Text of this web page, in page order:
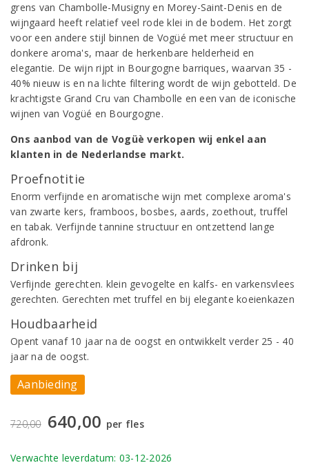
grens van Chambolle-Musigny en Morey-Saint-Denis en de
wijngaard heeft relatief veel rode klei in de bodem. Het zorgt
voor een andere stijl binnen de Vogüé met meer structuur en
donkere aroma's, maar de herkenbare helderheid en
elegantie. De wijn rijpt in Bourgogne barriques, waarvan 35 -
40% nieuw is en na lichte filtering wordt de wijn gebotteld. De
krachtigste Grand Cru van Chambolle en een van de iconische
wijnen van Vogüé en Bourgogne.
Ons aanbod van de Vogüè verkopen wij enkel aan
klanten in de Nederlandse markt.
Proefnotitie
Enorm verfijnde en aromatische wijn met complexe aroma's
van zwarte kers, framboos, bosbes, aards, zoethout, truffel
en tabak. Verfijnde tannine structuur en ontzettend lange
afdronk.
Drinken bij
Verfijnde gerechten. klein gevogelte en kalfs- en varkensvlees
gerechten. Gerechten met truffel en bij elegante koeienkazen
Houdbaarheid
Opent vanaf 10 jaar na de oogst en ontwikkelt verder 25 - 40
jaar na de oogst.
Aanbieding
720,00 640,00 per fles
Verwachte leverdatum: 03-12-2026